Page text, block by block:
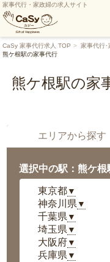
家事代行・家政婦の求人サイト
CaSy 家事代行求人 TOP 家事代行･
熊ケ根駅の家事代行
熊ケ根駅の家
エリアから探す
選択中の駅：熊ケ根
東京都▼
神奈川県 ▼
千葉県 ▼
埼玉県 ▼
大阪府▼
兵庫県 ▼